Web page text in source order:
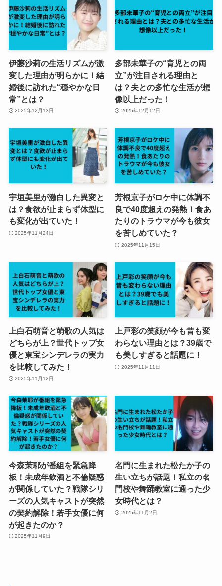
伊藤沙莉の生活リズムが激
変した理由が明らかに！結
婚後に訪れた“穏やかな日
常”とは？
2025年12月13日
多部未華子の“育児との両
立”が注目される理由と
は？夫との多忙な生活が想
像以上だった！
2025年12月12日
宇垣美里が激白した異変と
は？食欲が止まらず体型に
も変化が出ていた！
2025年11月24日
芳根京子がロケ中に体調不
良で40度超えの発熱！食あ
たりのトラウマが今も彼女
を苦しめていた？
2025年11月15日
上白石萌音と萌歌の人気は
どちらが上？世代トップ女
優と東宝シンデレラの実力
を比較してみた！
2025年11月12日
上戸彩の笑顔が今も昔も変
わらない理由とは？39歳で
も美しすぎると話題に！
2025年11月11日
今森茉耶が番組を緊急降
板！未成年飲酒と不倫疑惑
が関係していた？戦隊シリ
ーズの人気キャストが突然
の契約解除！若手女優に何
が起きたのか？
2025年11月9日
名門に生まれた松たか子の
生い立ちが話題！私立の名
門校や舞踊教室に通った少
女時代とは？
2025年11月2日